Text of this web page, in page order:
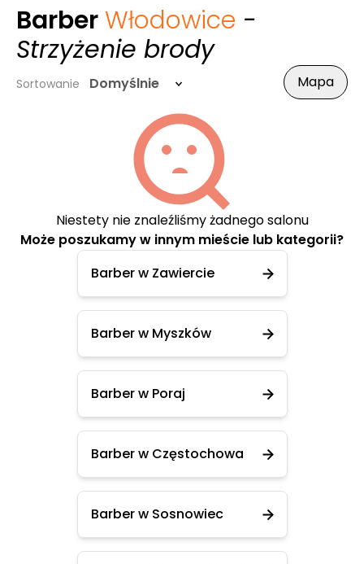
Barber Włodowice -
Strzyżenie brody
Sortowanie Domyślnie Mapa
Niestety nie znaleźliśmy żadnego salonu
Może poszukamy w innym mieście lub kategorii?
Barber w Zawiercie
Barber w Myszków
Barber w Poraj
Barber w Częstochowa
Barber w Sosnowiec